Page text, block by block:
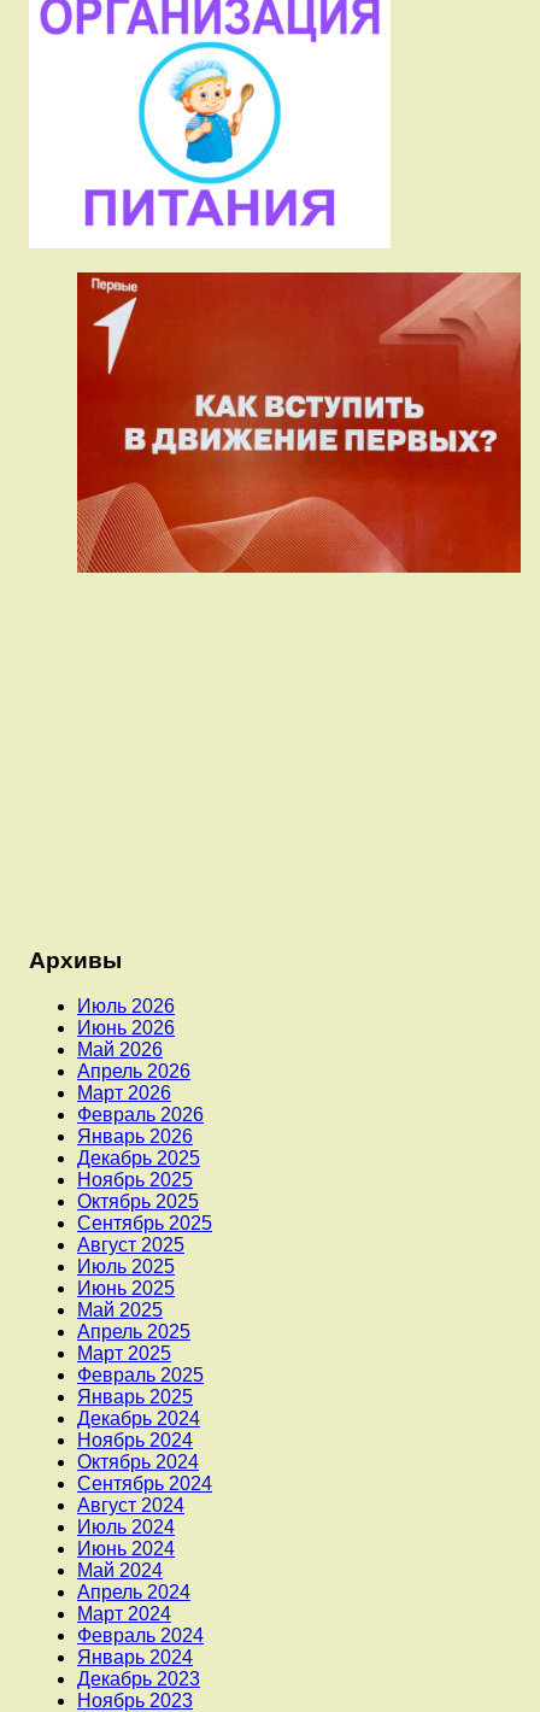
Архивы
Июль 2026
Июнь 2026
Май 2026
Апрель 2026
Март 2026
Февраль 2026
Январь 2026
Декабрь 2025
Ноябрь 2025
Октябрь 2025
Сентябрь 2025
Август 2025
Июль 2025
Июнь 2025
Май 2025
Апрель 2025
Март 2025
Февраль 2025
Январь 2025
Декабрь 2024
Ноябрь 2024
Октябрь 2024
Сентябрь 2024
Август 2024
Июль 2024
Июнь 2024
Май 2024
Апрель 2024
Март 2024
Февраль 2024
Январь 2024
Декабрь 2023
Ноябрь 2023